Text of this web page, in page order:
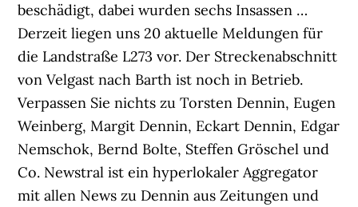
beschädigt, dabei wurden sechs Insassen …
Derzeit liegen uns 20 aktuelle Meldungen für
die Landstraße L273 vor. Der Streckenabschnitt
von Velgast nach Barth ist noch in Betrieb.
Verpassen Sie nichts zu Torsten Dennin, Eugen
Weinberg, Margit Dennin, Eckart Dennin, Edgar
Nemschok, Bernd Bolte, Steffen Gröschel und
Co. Newstral ist ein hyperlokaler Aggregator
mit allen News zu Dennin aus Zeitungen und